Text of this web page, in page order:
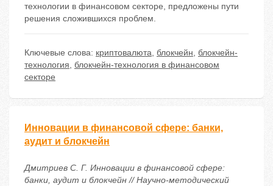
технологии в финансовом секторе, предложены пути
решения сложившихся проблем.
Ключевые слова: криптовалюта, блокчейн, блокчейн-
технология, блокчейн-технология в финансовом
секторе
Инновации в финансовой сфере: банки,
аудит и блокчейн
Дмитриев С. Г. Инновации в финансовой сфере:
банки, аудит и блокчейн // Научно-методический